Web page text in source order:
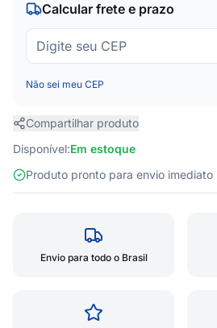
Calcular frete e prazo
Não sei meu CEP
Compartilhar produto
Disponível:Em estoque
Produto pronto para envio imediato
Envio para todo o Brasil